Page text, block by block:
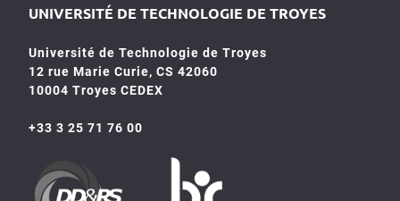
UNIVERSITÉ DE TECHNOLOGIE DE TROYES
Université de Technologie de Troyes
12 rue Marie Curie, CS 42060
10004 Troyes CEDEX
+33 3 25 71 76 00